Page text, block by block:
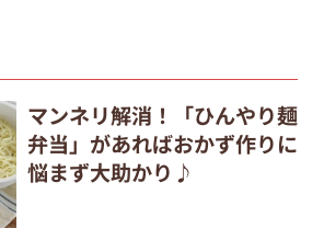
マンネリ解消！「ひんやり麺
弁当」があればおかず作りに
悩まず大助かり♪